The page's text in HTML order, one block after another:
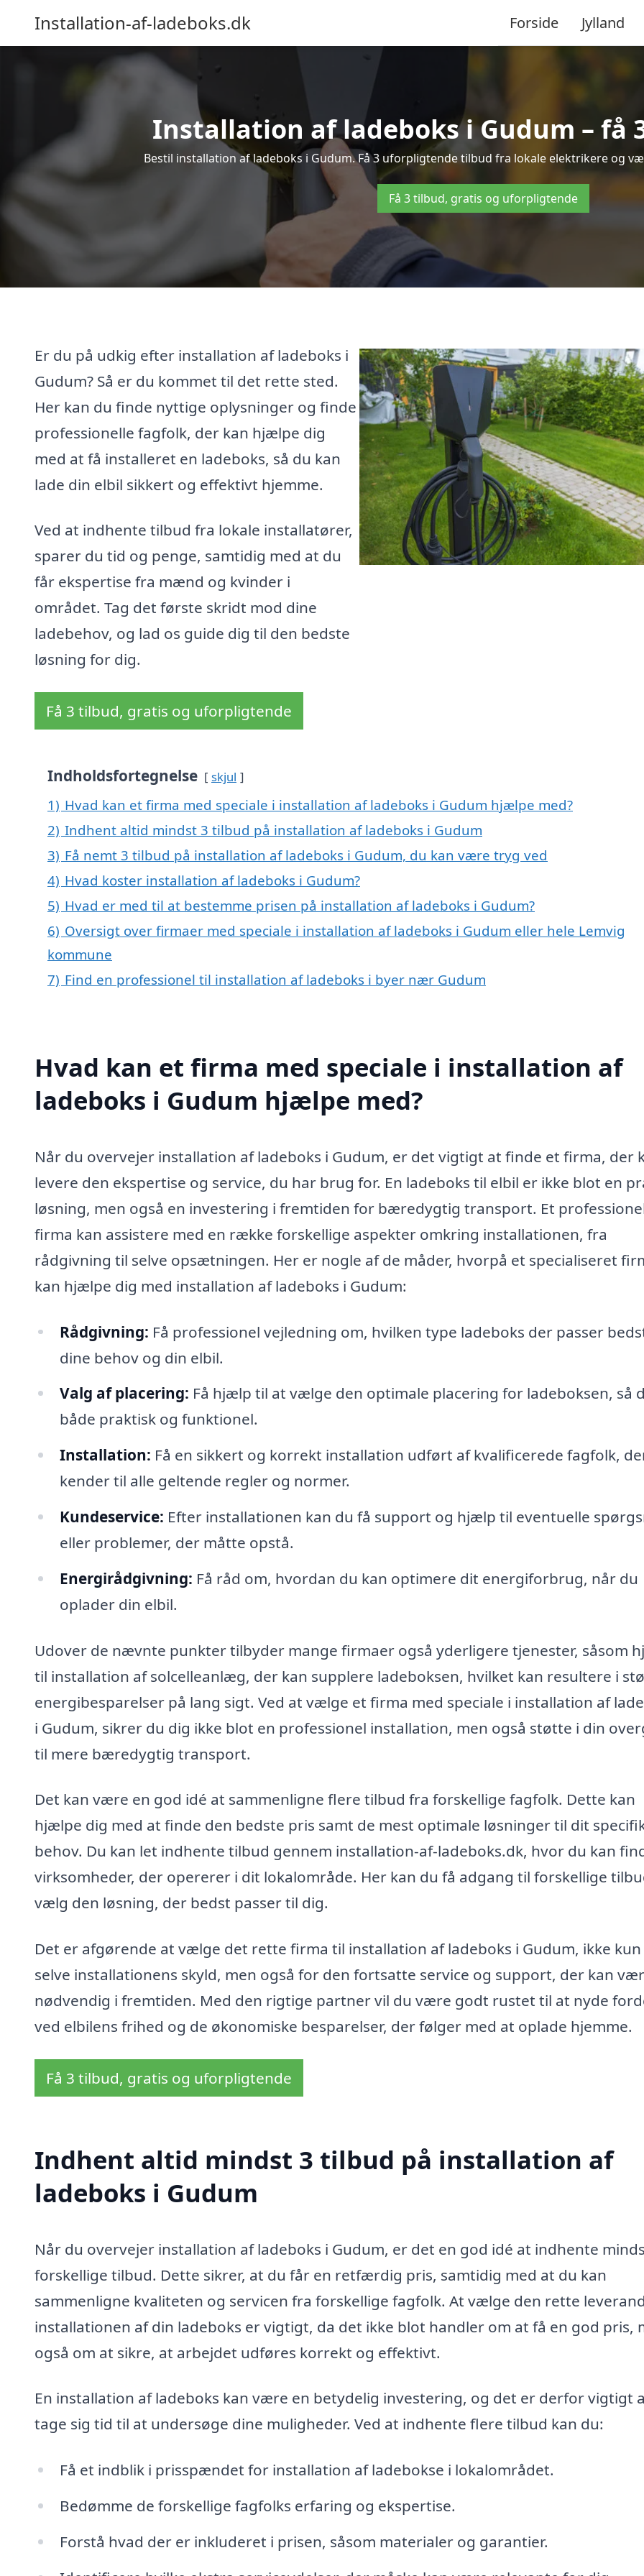
Installation-af-ladeboks.dk Forside Jylland
Installation af ladeboks i Gudum – få
Bestil installation af ladeboks i Gudum. Få 3 uforpligtende tilbud fra lokale elektrikere og
Få 3 tilbud, gratis og uforpligtende
Er du på udkig efter installation af ladeboks i
Gudum? Så er du kommet til det rette sted.
Her kan du finde nyttige oplysninger og finde
professionelle fagfolk, der kan hjælpe dig
med at få installeret en ladeboks, så du kan
lade din elbil sikkert og effektivt hjemme.
Ved at indhente tilbud fra lokale installatører,
sparer du tid og penge, samtidig med at du
får ekspertise fra mænd og kvinder i
området. Tag det første skridt mod dine
ladebehov, og lad os guide dig til den bedste
løsning for dig.
Få 3 tilbud, gratis og uforpligtende
Indholdsfortegnelse skjul
1) Hvad kan et firma med speciale i installation af ladeboks i Gudum hjælpe med?
2) Indhent altid mindst 3 tilbud på installation af ladeboks i Gudum
3) Få nemt 3 tilbud på installation af ladeboks i Gudum, du kan være tryg ved
4) Hvad koster installation af ladeboks i Gudum?
5) Hvad er med til at bestemme prisen på installation af ladeboks i Gudum?
6) Oversigt over firmaer med speciale i installation af ladeboks i Gudum eller hele Lemvig
kommune
7) Find en professionel til installation af ladeboks i byer nær Gudum
Hvad kan et firma med speciale i installation af
ladeboks i Gudum hjælpe med?
Når du overvejer installation af ladeboks i Gudum, er det vigtigt at finde et firma, der
levere den ekspertise og service, du har brug for. En ladeboks til elbil er ikke blot en
løsning, men også en investering i fremtiden for bæredygtig transport. Et
firma kan assistere med en række forskellige aspekter omkring installationen, fra
rådgivning til selve opsætningen. Her er nogle af de måder, hvorpå et specialiseret
kan hjælpe dig med installation af ladeboks i Gudum:
Rådgivning: Få professionel vejledning om, hvilken type ladeboks der passer
dine behov og din elbil.
Valg af placering: Få hjælp til at vælge den optimale placering for ladeboksen, så
både praktisk og funktionel.
Installation: Få en sikkert og korrekt installation udført af kvalificerede fagfolk,
kender til alle geltende regler og normer.
Kundeservice: Efter installationen kan du få support og hjælp til eventuelle
eller problemer, der måtte opstå.
Energirådgivning: Få råd om, hvordan du kan optimere dit energiforbrug, når du
oplader din elbil.
Udover de nævnte punkter tilbyder mange firmaer også yderligere tjenester, såsom
til installation af solcelleanlæg, der kan supplere ladeboksen, hvilket kan resultere i
energibesparelser på lang sigt. Ved at vælge et firma med speciale i installation af
i Gudum, sikrer du dig ikke blot en professionel installation, men også støtte i din
til mere bæredygtig transport.
Det kan være en god idé at sammenligne flere tilbud fra forskellige fagfolk. Dette kan
hjælpe dig med at finde den bedste pris samt de mest optimale løsninger til dit
behov. Du kan let indhente tilbud gennem installation-af-ladeboks.dk, hvor du kan
virksomheder, der opererer i dit lokalområde. Her kan du få adgang til forskellige
vælg den løsning, der bedst passer til dig.
Det er afgørende at vælge det rette firma til installation af ladeboks i Gudum, ikke
selve installationens skyld, men også for den fortsatte service og support, der kan
nødvendig i fremtiden. Med den rigtige partner vil du være godt rustet til at nyde
ved elbilens frihed og de økonomiske besparelser, der følger med at oplade hjemme.
Få 3 tilbud, gratis og uforpligtende
Indhent altid mindst 3 tilbud på installation af
ladeboks i Gudum
Når du overvejer installation af ladeboks i Gudum, er det en god idé at indhente
forskellige tilbud. Dette sikrer, at du får en retfærdig pris, samtidig med at du kan
sammenligne kvaliteten og servicen fra forskellige fagfolk. At vælge den rette
installationen af din ladeboks er vigtigt, da det ikke blot handler om at få en god pris,
også om at sikre, at arbejdet udføres korrekt og effektivt.
En installation af ladeboks kan være en betydelig investering, og det er derfor vigtigt
tage sig tid til at undersøge dine muligheder. Ved at indhente flere tilbud kan du:
Få et indblik i prisspændet for installation af ladebokse i lokalområdet.
Bedømme de forskellige fagfolks erfaring og ekspertise.
Forstå hvad der er inkluderet i prisen, såsom materialer og garantier.